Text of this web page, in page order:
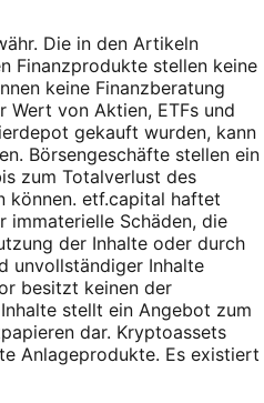
Die in den Artikeln
Finanzprodukte stellen keine
keine Finanzberatung
Wert von Aktien, ETFs und
gekauft wurden, kann
Börsengeschäfte stellen ein
zum Totalverlust des
können. etf.capital haftet
immaterielle Schäden, die
der Inhalte oder durch
unvollständiger Inhalte
besitzt keinen der
stellt ein Angebot zum
dar. Kryptoassets
Anlageprodukte. Es existiert